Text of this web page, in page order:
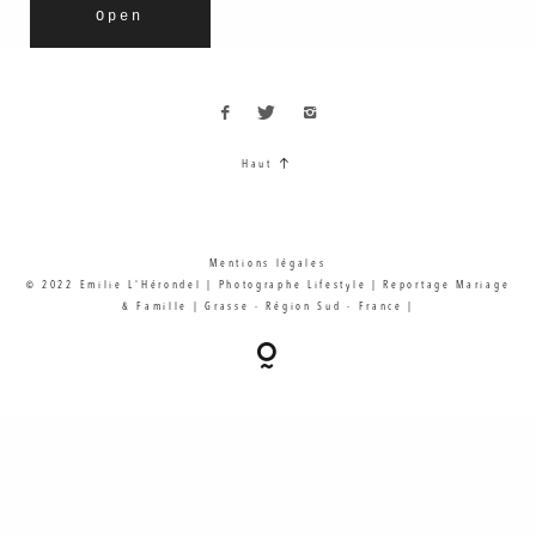
Open
© 2022 Emilie L'Hérondel | Photographe Lifestyle | Reportage Mariage
& Famille | Grasse - Région Sud - France |
Mentions légales
Haut